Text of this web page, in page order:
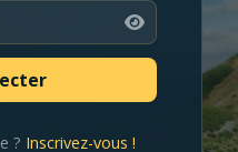
? Inscrivez-vous !